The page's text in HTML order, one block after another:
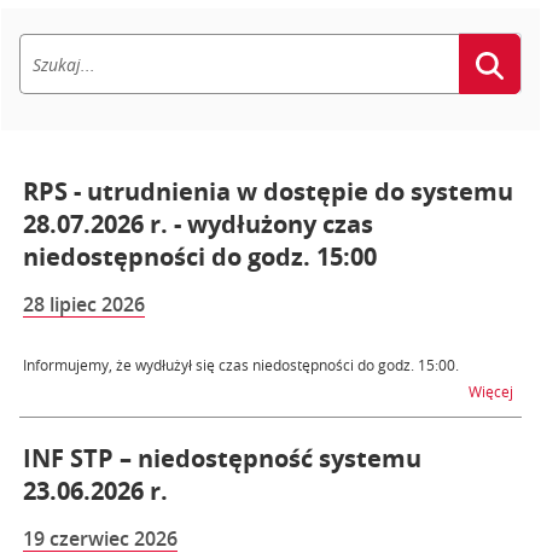
RPS - utrudnienia w dostępie do systemu
28.07.2026 r. - wydłużony czas
niedostępności do godz. 15:00
28 lipiec 2026
Informujemy, że wydłużył się czas niedostępności do godz. 15:00.
Więcej
INF STP – niedostępność systemu
23.06.2026 r.
19 czerwiec 2026